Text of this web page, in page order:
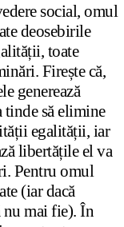
social, omul
deosebirile
toate
Firește că,
generează
să elimine
egalității, iar
libertățile el va
Pentru omul
(iar dacă
nu mai fie). În